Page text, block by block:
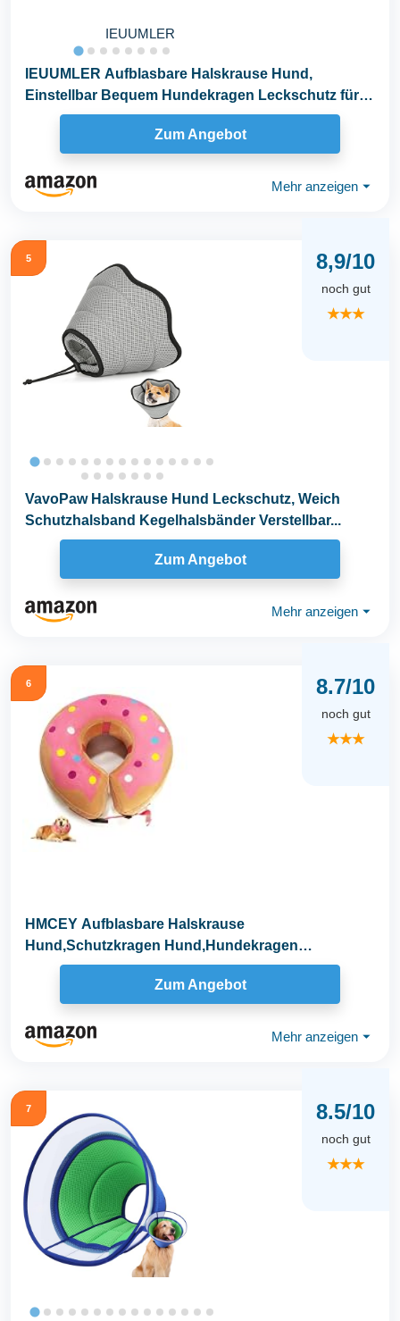
IEUUMLER
IEUUMLER Aufblasbare Halskrause Hund,
Einstellbar Bequem Hundekragen Leckschutz für
Hunde & Katzen...
Zum Angebot
Mehr anzeigen ⏷
5 8,9/10
noch gut
★★★
VavoPaw Halskrause Hund Leckschutz, Weich
Schutzhalsband Kegelhalsbänder Verstellbar...
Zum Angebot
Mehr anzeigen ⏷
6 8.7/10
noch gut
★★★
HMCEY Aufblasbare Halskrause
Hund,Schutzkragen Hund,Hundekragen
Leckschutz,Einstellbarer Halskrause...
Zum Angebot
Mehr anzeigen ⏷
7 8.5/10
noch gut
★★★